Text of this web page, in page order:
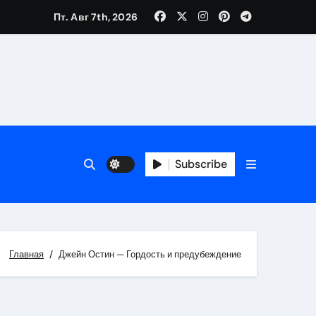
Пт. Авг 7th, 2026
Subscribe
Главная Джейн Остин — Гордость и предубеждение